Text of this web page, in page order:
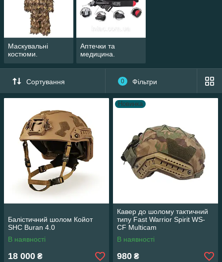
Маскувальні
костюми.
Аптечки та
медицина.
Сортування 0 Фільтри
Балістичний шолом Койот
SHC Buran 4.0
В наявності
18 000 ₴
Новинка
Кавер до шолому тактичний
типу Fast Warrior Spirit WS-
CF Multicam
В наявності
980 ₴